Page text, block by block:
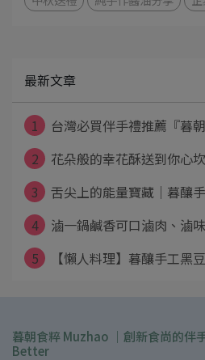
最新文章
1
台灣必買伴手禮推薦『暮
2
花朵般的幸花酥送到你心
3
舌尖上的能量寶藏｜暮釀
4
滷一鍋鹹香可口滷肉、滷
5
【懶人料理】暮釀手工黑
暮朝食粹 Muzhao ｜創新食尚的伴
Better